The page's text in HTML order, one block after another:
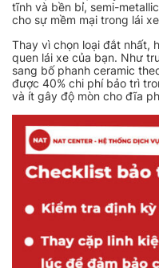
tĩnh và bền bỉ, semi-
cho sự mềm mại trong lái
Thay vì chọn loại đắt nhất,
quen lái xe của bạn. Như
sang bố phanh ceramic
được 40% chi phí bảo trì
và ít gây độ mòn cho đĩa